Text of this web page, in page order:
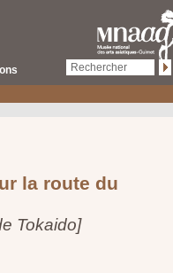
la route du
Tokaido]